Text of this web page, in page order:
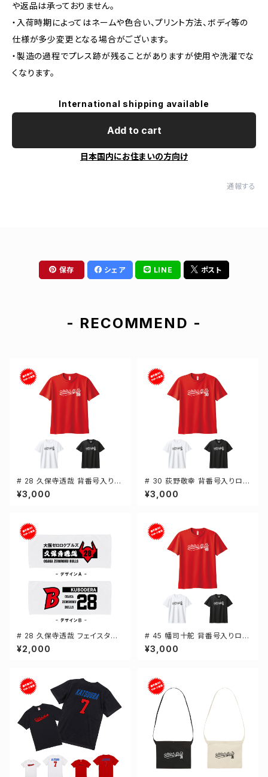
や返品は承っておりません。
・入荷時期によってはネームや色合い、プリント方法、ボディ等の
仕様が多少変更となる場合がございます。
・製造の過程でプレス跡が残ることがありますが使用や洗濯でな
くなります。
International shipping available
Add to cart
日本国内にお住まいの方向け
通報する
保存 シェア LINE ポスト
- RECOMMEND -
# 28 久保寺透哉 背番号入りロ
ゴ ドライTシャツ 半袖 選手還元
3カラー S-5Lサイズ 000300
¥3,000
# 30 荻野敬幸 背番号入りロゴ
ドライTシャツ 半袖 選手還元 3
カラー S-5Lサイズ 000300
¥3,000
# 28 久保寺透哉 フェイスタオ
ル 選手還元 2デザイン FT014
4
¥2,000
# 45 幡司十舵 背番号入りロゴ
ドライTシャツ 半袖 選手還元 3
カラー S-5Lサイズ 000300
¥3,000